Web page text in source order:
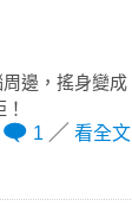
邊，搖身變成
1
看全文